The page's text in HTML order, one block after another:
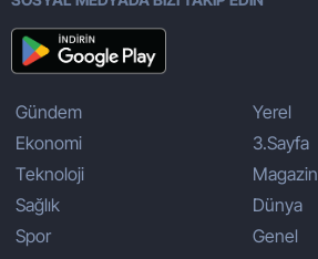
Gündem
Ekonomi
Teknoloji
Sağlık
Spor
Yerel
3.Sayfa
Magazin
Dünya
Genel